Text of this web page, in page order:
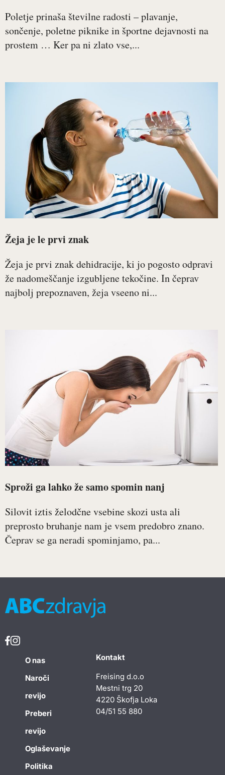
Poletje prinaša številne radosti – plavanje,
sončenje, poletne piknike in športne dejavnosti na
prostem … Ker pa ni zlato vse,...
Žeja je le prvi znak
Žeja je prvi znak dehidracije, ki jo pogosto odpravi
že nadomeščanje izgubljene tekočine. In čeprav
najbolj prepoznaven, žeja vseeno ni...
Sproži ga lahko že samo spomin nanj
Silovit iztis želodčne vsebine skozi usta ali
preprosto bruhanje nam je vsem predobro znano.
Čeprav se ga neradi spominjamo, pa...
O nas
Naroči
revijo
Preberi
revijo
Oglaševanje
Politika
Kontakt
Freising d.o.o
Mestni trg 20
4220 Škofja Loka
04/51 55 880